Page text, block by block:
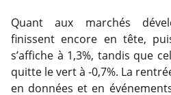
Quant aux marchés
finissent encore en tête,
s’affiche à 1,3%, tandis que
quitte le vert à -0,7%. La
en données et en